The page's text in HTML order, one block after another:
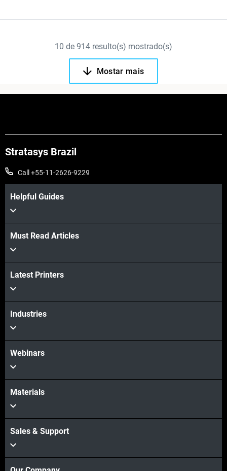
10 de 914 resulto(s) mostrado(s)
Mostar mais
Stratasys Brazil
Call +55-11-2626-9229
Helpful Guides
Must Read Articles
Latest Printers
Industries
Webinars
Materials
Sales & Support